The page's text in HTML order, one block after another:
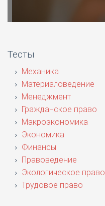
Тесты
Механика
Материаловедение
Менеджмент
Гражданское право
Макроэкономика
Экономика
Финансы
Правоведение
Экологическое право
Трудовое право